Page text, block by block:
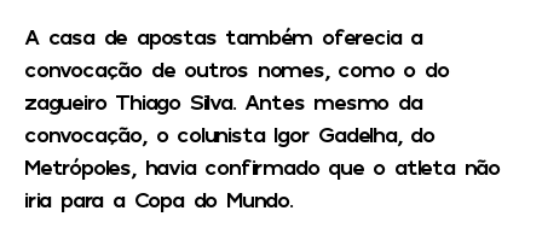
A casa de apostas também oferecia a
convocação de outros nomes, como o do
zagueiro Thiago Silva. Antes mesmo da
convocação, o colunista Igor Gadelha, do
Metrópoles, havia confirmado que o atleta não
iria para a Copa do Mundo.